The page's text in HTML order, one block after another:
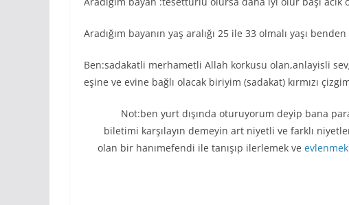
Aradığım bayanın yaş aralığı 25 ile 33 olmalı yaşı
Ben:sadakatli merhametli Allah korkusu olan,anlayisli
eşine ve evine bağlı olacak biriyim (sadakat) kırmızı
Not:ben yurt dışında oturuyorum deyip bana
biletimi karşılayın demeyin art niyetli ve farklı
olan bir hanımefendi ile tanışıp ilerlemek ve